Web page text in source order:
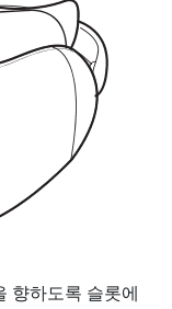
향하도록 슬롯에